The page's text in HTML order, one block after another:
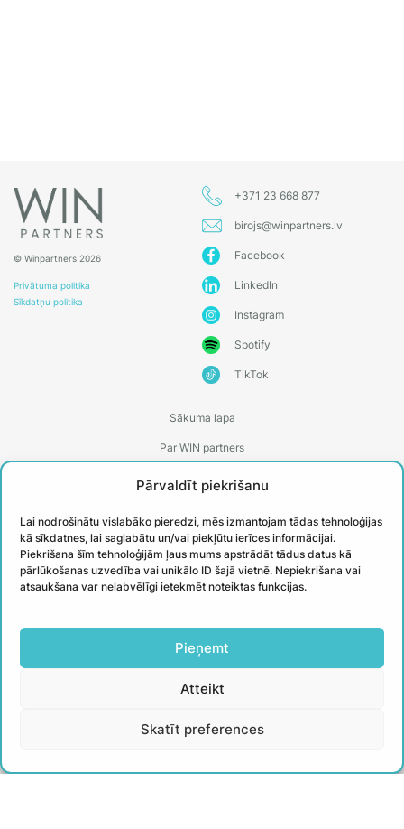
Pārvaldīt piekrišanu
Lai nodrošinātu vislabāko pieredzi, mēs izmantojam tādas tehnoloģijas
kā sīkdatnes, lai saglabātu un/vai piekļūtu ierīces informācijai.
Piekrišana šīm tehnoloģijām ļaus mums apstrādāt tādus datus kā
pārlūkošanas uzvedība vai unikālo ID šajā vietnē. Nepiekrišana vai
atsaukšana var nelabvēlīgi ietekmēt noteiktas funkcijas.
Pieņemt
Atteikt
Skatīt preferences
© Winpartners 2026
Privātuma politika
Sīkdatņu politika
+371 23 668 877
birojs@winpartners.lv
Facebook
LinkedIn
Instagram
Spotify
TikTok
Sākuma lapa
Par WIN partners
Treneri
Biežāk uzdotie jautājumi
Īstenotie projekti
JAUNUMIEM
padomus no WIN treneriem